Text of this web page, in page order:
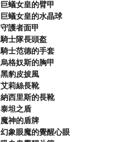
巨蟻女皇的臂甲
巨蟻女皇的水晶球
守護者面甲
騎士隊長頭盔
騎士范德的手套
烏格奴斯的胸甲
黑豹皮披風
艾莉絲長靴
納西里斯的長靴
泰坦之盾
魔神的盾牌
幻象眼魔的覺醒心眼